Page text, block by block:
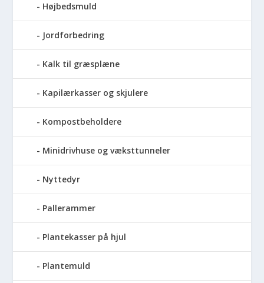
Højbedsmuld
Jordforbedring
Kalk til græsplæne
Kapilærkasser og skjulere
Kompostbeholdere
Minidrivhuse og væksttunneler
Nyttedyr
Pallerammer
Plantekasser på hjul
Plantemuld